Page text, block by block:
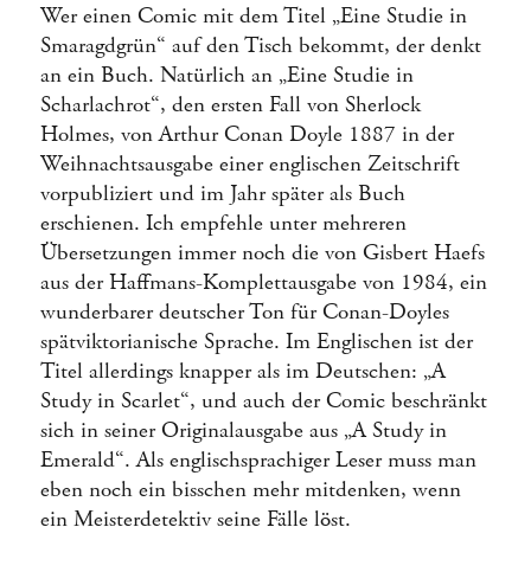
Wer einen Comic mit dem Titel „Eine Studie in
Smaragdgrün“ auf den Tisch bekommt, der denkt
an ein Buch. Natürlich an „Eine Studie in
Scharlachrot“, den ersten Fall von Sherlock
Holmes, von Arthur Conan Doyle 1887 in der
Weihnachtsausgabe einer englischen Zeitschrift
vorpubliziert und im Jahr später als Buch
erschienen. Ich empfehle unter mehreren
Übersetzungen immer noch die von Gisbert Haefs
aus der Haffmans-Komplettausgabe von 1984, ein
wunderbarer deutscher Ton für Conan-Doyles
spätviktorianische Sprache. Im Englischen ist der
Titel allerdings knapper als im Deutschen: „A
Study in Scarlet“, und auch der Comic beschränkt
sich in seiner Originalausgabe aus „A Study in
Emerald“. Als englischsprachiger Leser muss man
eben noch ein bisschen mehr mitdenken, wenn
ein Meisterdetektiv seine Fälle löst.